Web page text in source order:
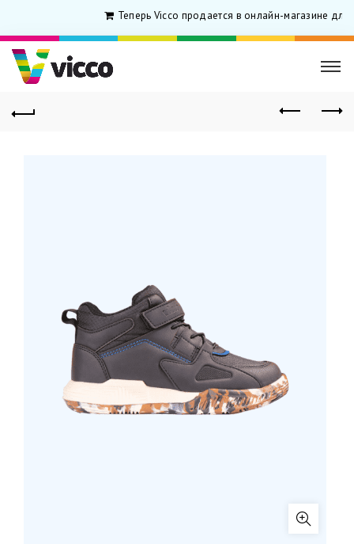
Теперь Vicco продается в онлайн-магазине для